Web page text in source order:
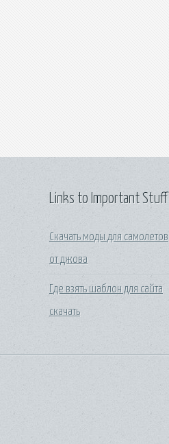
Links to Important Stuff
Скачать моды для самолетов
от джова
Где взять шаблон для сайта
скачать